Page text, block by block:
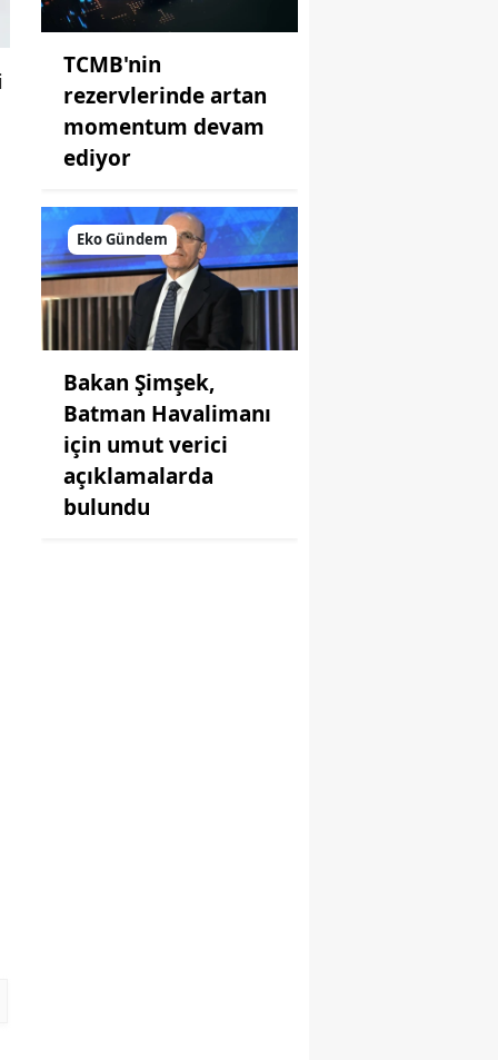
TCMB'nin
rezervlerinde artan
momentum devam
ediyor
Eko Gündem
Bakan Şimşek,
Batman Havalimanı
için umut verici
açıklamalarda
bulundu